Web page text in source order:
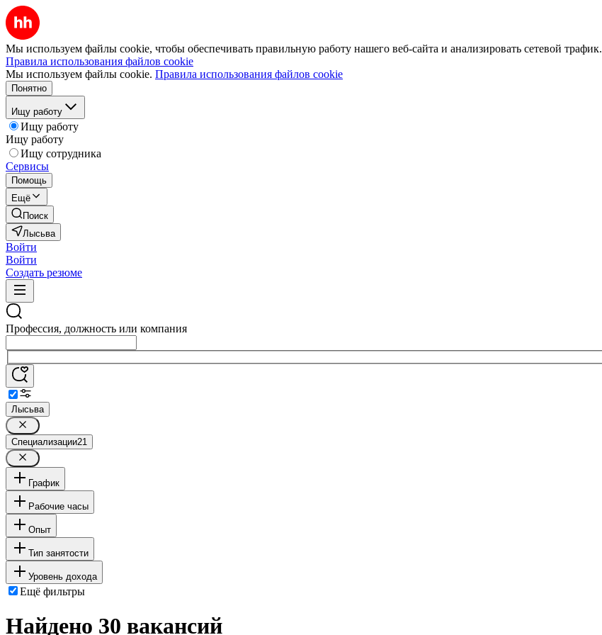
Мы используем файлы cookie, чтобы обеспечивать правильную работу нашего веб-сайта и анализировать сетевой трафик.
Правила использования файлов cookie
Мы используем файлы cookie. Правила использования файлов cookie
Понятно
Ищу работу
Ищу работу
Ищу работу
Ищу сотрудника
Сервисы
Помощь
Ещё
Поиск
Лысьва
Войти
Войти
Создать резюме
Профессия, должность или компания
Лысьва
Специализации21
График
Рабочие часы
Опыт
Тип занятости
Уровень дохода
Ещё фильтры
Найдено 30 вакансий